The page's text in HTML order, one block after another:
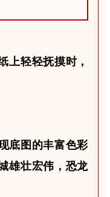
上轻轻抚摸时，
底图的丰富色彩
雄壮宏伟，恐龙